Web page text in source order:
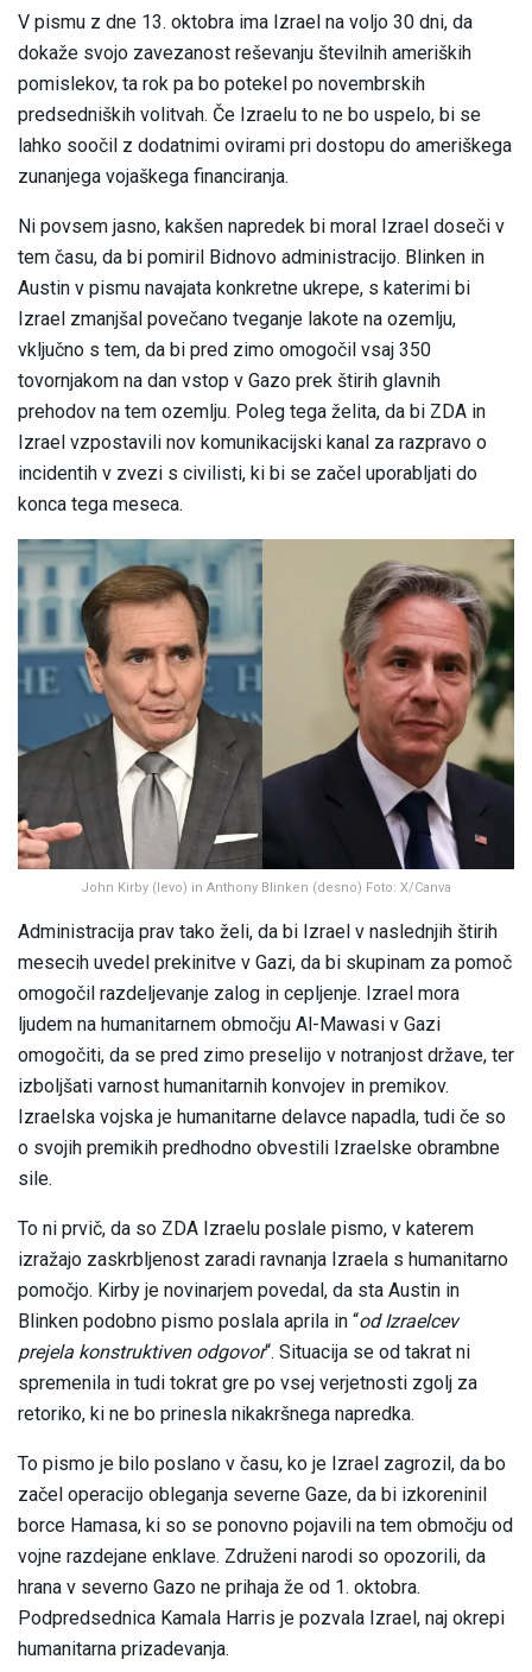
V pismu z dne 13. oktobra ima Izrael na voljo 30 dni, da
dokaže svojo zavezanost reševanju številnih ameriških
pomislekov, ta rok pa bo potekel po novembrskih
predsedniških volitvah. Če Izraelu to ne bo uspelo, bi se
lahko soočil z dodatnimi ovirami pri dostopu do ameriškega
zunanjega vojaškega financiranja.
Ni povsem jasno, kakšen napredek bi moral Izrael doseči v
tem času, da bi pomiril Bidnovo administracijo. Blinken in
Austin v pismu navajata konkretne ukrepe, s katerimi bi
Izrael zmanjšal povečano tveganje lakote na ozemlju,
vključno s tem, da bi pred zimo omogočil vsaj 350
tovornjakom na dan vstop v Gazo prek štirih glavnih
prehodov na tem ozemlju. Poleg tega želita, da bi ZDA in
Izrael vzpostavili nov komunikacijski kanal za razpravo o
incidentih v zvezi s civilisti, ki bi se začel uporabljati do
konca tega meseca.
John Kirby (levo) in Anthony Blinken (desno) Foto: X/Canva
Administracija prav tako želi, da bi Izrael v naslednjih štirih
mesecih uvedel prekinitve v Gazi, da bi skupinam za pomoč
omogočil razdeljevanje zalog in cepljenje. Izrael mora
ljudem na humanitarnem območju Al-Mawasi v Gazi
omogočiti, da se pred zimo preselijo v notranjost države, ter
izboljšati varnost humanitarnih konvojev in premikov.
Izraelska vojska je humanitarne delavce napadla, tudi če so
o svojih premikih predhodno obvestili Izraelske obrambne
sile.
To ni prvič, da so ZDA Izraelu poslale pismo, v katerem
izražajo zaskrbljenost zaradi ravnanja Izraela s humanitarno
pomočjo. Kirby je novinarjem povedal, da sta Austin in
Blinken podobno pismo poslala aprila in “od Izraelcev
prejela konstruktiven odgovor“. Situacija se od takrat ni
spremenila in tudi tokrat gre po vsej verjetnosti zgolj za
retoriko, ki ne bo prinesla nikakršnega napredka.
To pismo je bilo poslano v času, ko je Izrael zagrozil, da bo
začel operacijo obleganja severne Gaze, da bi izkoreninil
borce Hamasa, ki so se ponovno pojavili na tem območju od
vojne razdejane enklave. Združeni narodi so opozorili, da
hrana v severno Gazo ne prihaja že od 1. oktobra.
Podpredsednica Kamala Harris je pozvala Izrael, naj okrepi
humanitarna prizadevanja.